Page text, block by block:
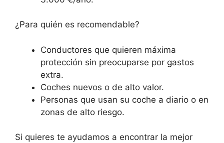
¿Para quién es recomendable?
Conductores que quieren máxima
protección sin preocuparse por gastos
extra.
Coches nuevos o de alto valor.
Personas que usan su coche a diario o en
zonas de alto riesgo.
Si quieres te ayudamos a encontrar la mejor